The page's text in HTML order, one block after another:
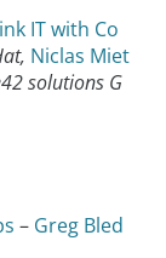
IT with Co
Niclas Miet
solutions G
– Greg Bled